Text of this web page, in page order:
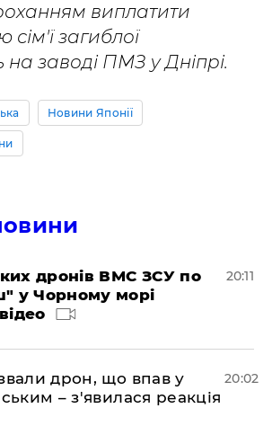
виплатити
сім'ї загиблої
заводі ПМЗ у Дніпрі.
Новини Японії
дронів ВМС ЗСУ по
у Чорному морі
20:11
дрон, що впав у
– з'явилася реакція
20:02